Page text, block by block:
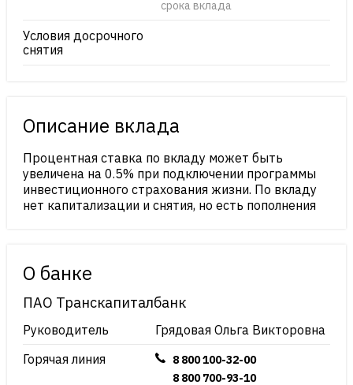
срока вклада
Условия досрочного
снятия
Описание вклада
Процентная ставка по вкладу может быть
увеличена на 0.5% при подключении программы
инвестиционного страхования жизни. По вкладу
нет капитализации и снятия, но есть пополнения
О банке
ПАО Транскапиталбанк
Руководитель
Грядовая Ольга Викторовна
Горячая линия
8 800 100-32-00
8 800 700-93-10